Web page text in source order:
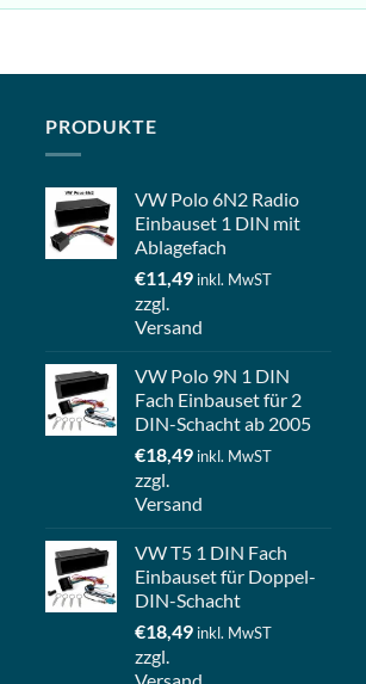
PRODUKTE
VW Polo 6N2 Radio
Einbauset 1 DIN mit
Ablagefach
€11,49 inkl. MwST
zzgl.
Versand
VW Polo 9N 1 DIN
Fach Einbauset für 2
DIN-Schacht ab 2005
€18,49 inkl. MwST
zzgl.
Versand
VW T5 1 DIN Fach
Einbauset für Doppel-
DIN-Schacht
€18,49 inkl. MwST
zzgl.